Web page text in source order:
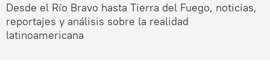
Desde el Río Bravo hasta Tierra del Fuego, noticias,
reportajes y análisis sobre la realidad
latinoamericana